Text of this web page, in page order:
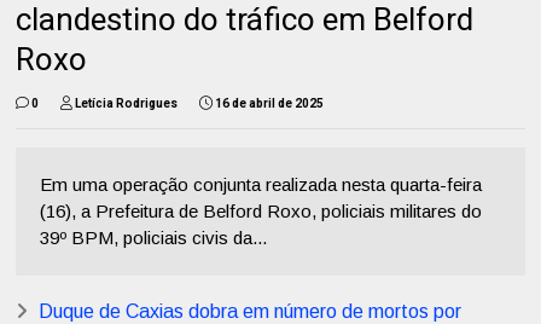
clandestino do tráfico em Belford
Roxo
0 Letícia Rodrigues 16 de abril de 2025
Em uma operação conjunta realizada nesta quarta-feira
(16), a Prefeitura de Belford Roxo, policiais militares do
39º BPM, policiais civis da...
Duque de Caxias dobra em número de mortos por